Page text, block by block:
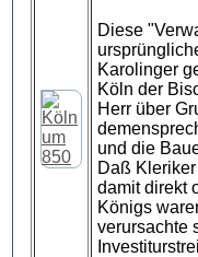
Diese
Karolinger
Köln der
Herr über
und die
Daß
damit direkt
Königs
verursachte